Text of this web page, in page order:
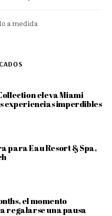
a medida
eleva Miami
experiencias imperdibles
para Eau Resort & Spa,
el momento
regalarse una pausa